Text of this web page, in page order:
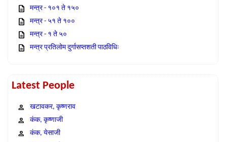
मन्त्र - १०१ ते १५०
मन्त्र - ५१ ते १००
मन्त्र - १ ते ५०
मन्त्र प्रतिलोम दुर्गासप्तशती पाठविधिः
Latest People
खटावकर, कृष्णराव
कंक, कृष्णाजी
कंक, येसाजी